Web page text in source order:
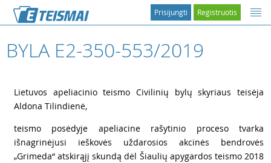
Registruotis
Prisijungti
BYLA E2-350-553/2019
Lietuvos apeliacinio teismo Civilinių bylų skyriaus teisėja
Aldona Tilindienė,
teismo posėdyje apeliacine rašytinio proceso tvarka
išnagrinėjusi ieškovės uždarosios akcinės bendrovės
„Grimeda“ atskirąjį skundą dėl Šiaulių apygardos teismo 2018